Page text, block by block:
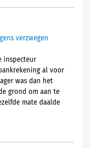
verzwegen
inspecteur
al voor
was dan het
grond om aan te
mate daalde